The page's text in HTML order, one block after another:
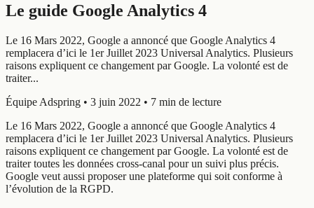
Le guide Google Analytics 4
Le 16 Mars 2022, Google a annoncé que Google Analytics 4
remplacera d’ici le 1er Juillet 2023 Universal Analytics. Plusieurs
raisons expliquent ce changement par Google. La volonté est de
traiter...
Équipe Adspring • 3 juin 2022 • 7 min de lecture
Le 16 Mars 2022, Google a annoncé que Google Analytics 4
remplacera d’ici le 1er Juillet 2023 Universal Analytics. Plusieurs
raisons expliquent ce changement par Google. La volonté est de
traiter toutes les données cross-canal pour un suivi plus précis.
Google veut aussi proposer une plateforme qui soit conforme à
l’évolution de la RGPD.